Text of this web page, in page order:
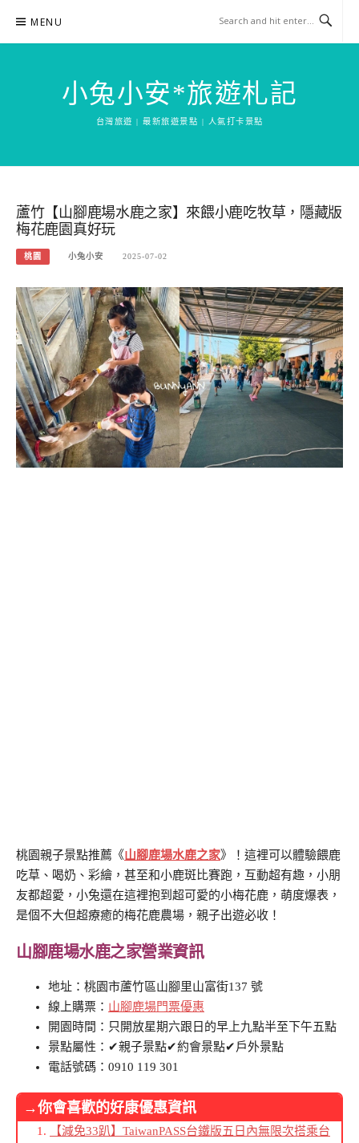
content
MENU
小兔小安*旅遊札記
台灣旅遊 | 最新旅遊景點 | 人氣打卡景點
蘆竹【山腳鹿場水鹿之家】來餵小鹿吃牧草，隱藏版
梅花鹿園真好玩
桃園 小兔小安 2025-07-02
桃園親子景點推薦《山腳鹿場水鹿之家》！這裡可以體驗餵鹿
吃草、喝奶、彩繪，甚至和小鹿斑比賽跑，互動超有趣，小朋
友都超愛，小兔還在這裡抱到超可愛的小梅花鹿，萌度爆表，
是個不大但超療癒的梅花鹿農場，親子出遊必收！
山腳鹿場水鹿之家營業資訊
地址：桃園市蘆竹區山腳里山富街137 號
線上購票： 山腳鹿場門票優惠
開園時間：只開放星期六跟日的早上九點半至下午五點
景點屬性：✔親子景點✔約會景點✔戶外景點
電話號碼：0910 119 301
→你會喜歡的好康優惠資訊
【減免33趴】TaiwanPASS台鐵版五日內無限次搭乘台